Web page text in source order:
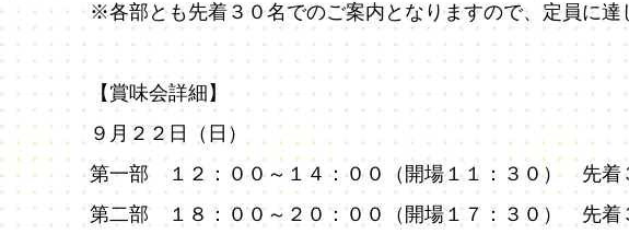
※各部とも先着３０名でのご案内となりますので、定員に達
【賞味会詳細】
９月２２日（日）
第一部 １２：００～１４：００（開場１１：３０） 先着
第二部 １８：００～２０：００（開場１７：３０） 先着